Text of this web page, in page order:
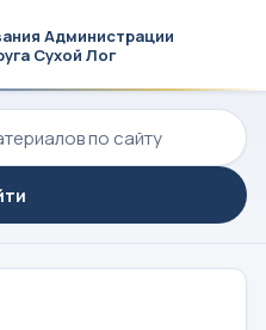
Администрации
Сухой Лог